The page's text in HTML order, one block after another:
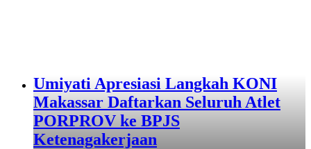
Umiyati Apresiasi Langkah KONI
Makassar Daftarkan Seluruh Atlet
PORPROV ke BPJS
Ketenagakerjaan